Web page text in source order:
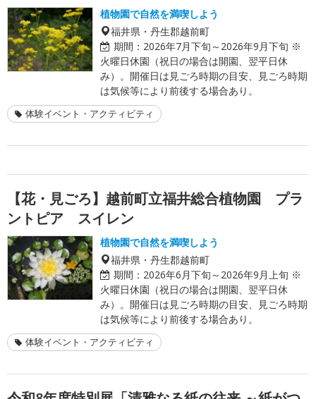
植物園で自然を満喫しよう
福井県・丹生郡越前町
期間： 2026年7月下旬～2026年9月下旬 ※
火曜日休園（祝日の場合は開園、翌平日休
み）。開催日は見ごろ時期の目安、見ごろ時期
は気候等により前後する場合あり。
体験イベント・アクティビティ
【花・見ごろ】越前町立福井総合植物園 プラ
ントピア スイレン
植物園で自然を満喫しよう
福井県・丹生郡越前町
期間： 2026年6月下旬～2026年9月上旬 ※
火曜日休園（祝日の場合は開園、翌平日休
み）。開催日は見ごろ時期の目安、見ごろ時期
は気候等により前後する場合あり。
体験イベント・アクティビティ